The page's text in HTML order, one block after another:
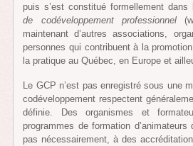
puis s’est constitué formellement dans
de codéveloppement professionnel
maintenant d’autres associations,
personnes qui contribuent à la
la pratique au Québec, en Europe et
Le GCP n’est pas enregistré sous une
codéveloppement respectent
définie. Des organismes et
programmes de formation
pas nécessairement, à des